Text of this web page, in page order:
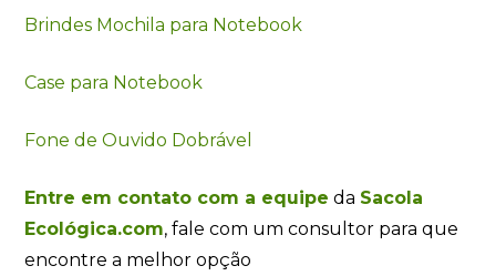
Brindes Mochila para Notebook
Case para Notebook
Fone de Ouvido Dobrável
Entre em contato com a equipe da Sacola
Ecológica.com, fale com um consultor para que
encontre a melhor opção